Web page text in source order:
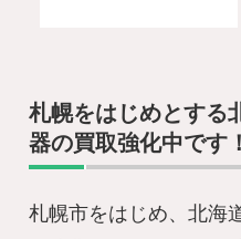
札幌をはじめとする
器の買取強化中です！
札幌市をはじめ、北海